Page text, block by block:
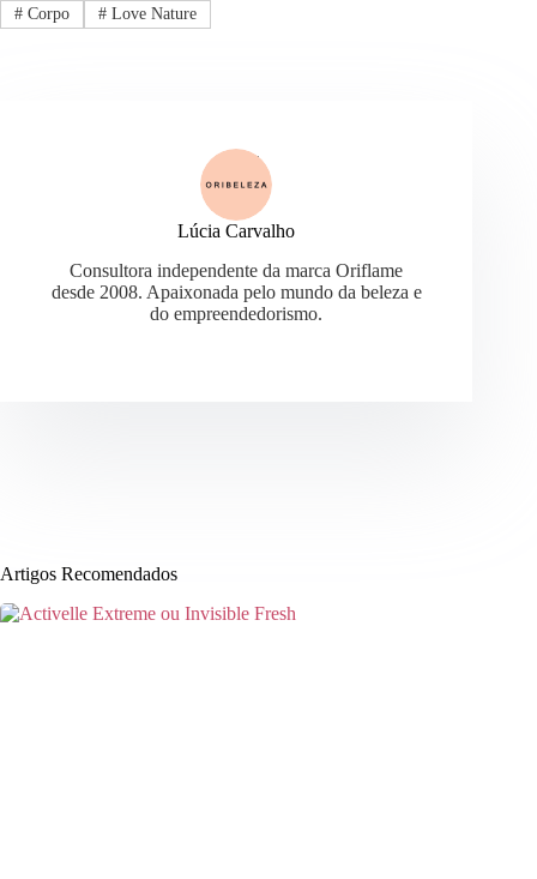
#Corpo #Love Nature
Lúcia Carvalho
Consultora independente da marca Oriflame
desde 2008. Apaixonada pelo mundo da beleza e
do empreendedorismo.
Artigos Recomendados